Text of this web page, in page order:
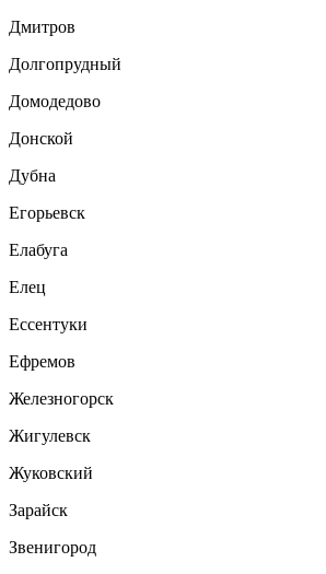
Дмитров
Долгопрудный
Домодедово
Донской
Дубна
Егорьевск
Елабуга
Елец
Ессентуки
Ефремов
Железногорск
Жигулевск
Жуковский
Зарайск
Звенигород